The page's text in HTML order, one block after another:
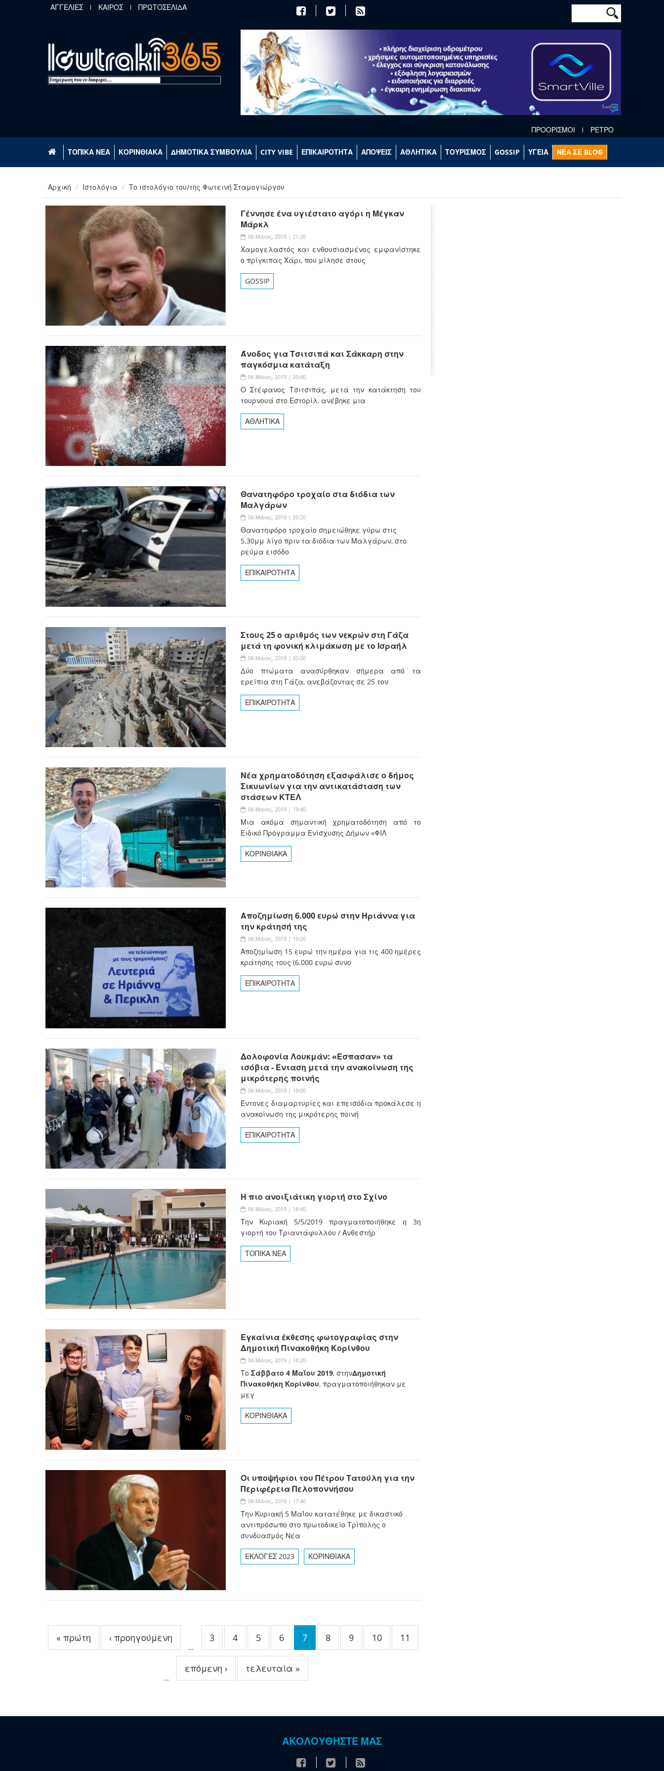
Παράκαμψη προς το κυρίως περιεχόμενο
ΑΓΓΕΛΙΕΣ ΚΑΙΡΟΣ ΠΡΩΤΟΣΕΛΙΔΑ Φόρμα
Αναζήτηση
ΠΡΟΟΡΙΣΜΟΙ ΡΕΤΡΟ
ΤΟΠΙΚΑ ΝΕΑ ΚΟΡΙΝΘΙΑΚΑ ΔΗΜΟΤΙΚΑ ΣΥΜΒΟΥΛΙΑ CITY VIBE ΕΠΙΚΑΙΡΟΤΗΤΑ ΑΠΟΨΕΙΣ ΑΘΛΗΤΙΚΑ ΤΟΥΡΙΣΜΟΣ GOSSIP ΥΓΕΙΑ ΝΕΑ ΣΕ BLOG
Αρχική Ιστολόγια Το ιστολόγιο του/της Φωτεινή Σταμογιώργου
Γέννησε ένα υγιέστατο αγόρι η Μέγκαν
Μάρκλ
06 Μάιος, 2019 | 21:20
Χαμογελαστός και ενθουσιασμένος εμφανίστηκε
ο πρίγκιπας Χάρι, που μίλησε στους
GOSSIP
Άνοδος για Τσιτσιπά και Σάκκαρη στην
παγκόσμια κατάταξη
06 Μάιος, 2019 | 20:40
Ο Στέφανος Τσιτσιπάς, μετά την κατάκτηση του
τουρνουά στο Εστορίλ, ανέβηκε μια
ΑΘΛΗΤΙΚΑ
Θανατηφόρο τροχαίο στα διόδια των
Μαλγάρων
06 Μάιος, 2019 | 20:20
Θανατηφόρο τροχαίο σημειώθηκε γύρω στις
5.30μμ λίγο πριν τα διόδια των Μαλγάρων, στο
ρεύμα εισόδο
ΕΠΙΚΑΙΡΟΤΗΤΑ
Στους 25 ο αριθμός των νεκρών στη Γάζα
μετά τη φονική κλιμάκωση με το Ισραήλ
06 Μάιος, 2019 | 20:00
Δύο πτώματα ανασύρθηκαν σήμερα από τα
ερείπια στη Γάζα, ανεβάζοντας σε 25 τον
ΕΠΙΚΑΙΡΟΤΗΤΑ
Νέα χρηματοδότηση εξασφάλισε ο δήμος
Σικυωνίων για την αντικατάσταση των
στάσεων ΚΤΕΛ
06 Μάιος, 2019 | 19:40
Μια ακόμα σημαντική χρηματοδότηση από το
Ειδικό Πρόγραμμα Ενίσχυσης Δήμων «ΦΙΛ
ΚΟΡΙΝΘΙΑΚΑ
Αποζημίωση 6.000 ευρώ στην Ηριάννα για
την κράτησή της
06 Μάιος, 2019 | 19:20
Αποζημίωση 15 ευρώ την ημέρα για τις 400 ημέρες
κράτησης τους (6.000 ευρώ συνο
ΕΠΙΚΑΙΡΟΤΗΤΑ
Δολοφονία Λουκμάν: «Έσπασαν» τα
ισόβια - Ένταση μετά την ανακοίνωση της
μικρότερης ποινής
06 Μάιος, 2019 | 19:00
Έντονες διαμαρτυρίες και επεισόδια προκάλεσε η
ανακοίνωση της μικρότερης ποινή
ΕΠΙΚΑΙΡΟΤΗΤΑ
Η πιο ανοιξιάτικη γιορτή στο Σχίνο
06 Μάιος, 2019 | 18:40
Την Κυριακή 5/5/2019 πραγματοποιήθηκε η 3η
γιορτή του Τριαντάφυλλου / Ανθεστήρ
ΤΟΠΙΚΑ ΝΕΑ
Εγκαίνια έκθεσης φωτογραφίας στην
Δημοτική Πινακοθήκη Κορίνθου
06 Μάιος, 2019 | 18:20
Το Σάββατο 4 Μαΐου 2019, στηνΔημοτική
Πινακοθήκη Κορίνθου, πραγματοποιήθηκαν με
μεγ
ΚΟΡΙΝΘΙΑΚΑ
Οι υποψήφιοι του Πέτρου Τατούλη για την
Περιφέρεια Πελοποννήσου
06 Μάιος, 2019 | 17:40
Την Κυριακή 5 Μαΐου κατατέθηκε με δικαστικό
αντιπρόσωπο στο πρωτοδικείο Τρίπολης ο
συνδυασμός Νέα
ΕΚΛΟΓΕΣ 2023 ΚΟΡΙΝΘΙΑΚΑ
« πρώτη ‹ προηγούμενη
…
3 4 5 6 7 8 9 10 11
…
επόμενη › τελευταία »
ΑΚΟΛΟΥΘΗΣΤΕ ΜΑΣ